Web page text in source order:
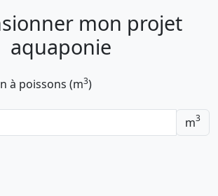
mon projet
aquaponie
à poissons (m3)
m3